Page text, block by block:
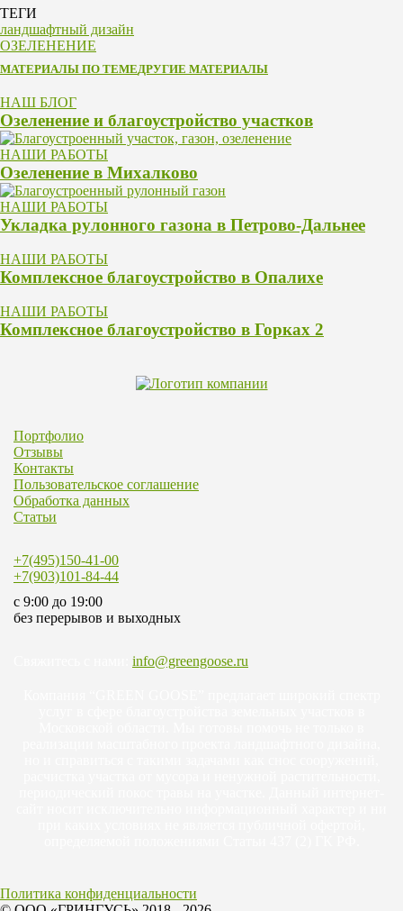
ТЕГИ
ландшафтный дизайн
ОЗЕЛЕНЕНИЕ
МАТЕРИАЛЫ ПО ТЕМЕДРУГИЕ МАТЕРИАЛЫ
НАШ БЛОГ
Озеленение и благоустройство участков
НАШИ РАБОТЫ
Озеленение в Михалково
НАШИ РАБОТЫ
Укладка рулонного газона в Петрово-Дальнее
НАШИ РАБОТЫ
Комплексное благоустройство в Опалихе
НАШИ РАБОТЫ
Комплексное благоустройство в Горках 2
Портфолио
Отзывы
Контакты
Пользовательское соглашение
Обработка данных
Статьи
+7(495)150-41-00
+7(903)101-84-44
c 9:00 до 19:00
без перерывов и выходных
info@greengoose.ru
Политика конфиденциальности